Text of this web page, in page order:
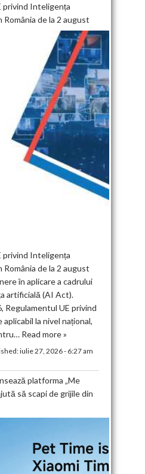
privind Inteligența
de la 2 august
privind Inteligența
de la 2 august
în aplicare a cadrului
artificială (AI Act).
Regulamentul UE privind
la nivel național,
Read more »
iulie 27, 2026 - 6:27 am
platforma „Me
să scapi de grijile din